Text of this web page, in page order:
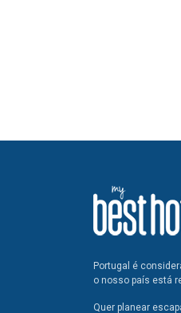
Portugal é
o nosso país está
Quer planear